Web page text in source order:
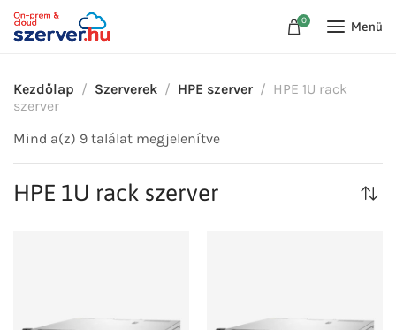
0 Menü
Kezdőlap Szerverek HPE szerver
HPE 1U rack
szerver
Mind a(z) 9 találat megjelenítve
HPE 1U rack szerver